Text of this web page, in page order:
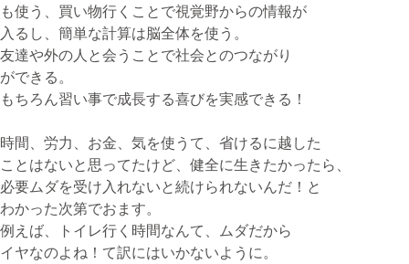
ギター･ウクレレ教室について
TEL
073-454-9137
090-4764-9331
ピアノ教室について
080-3853-1074
も使う、買い物行くことで視覚野からの情報が
入るし、簡単な計算は脳全体を使う。
友達や外の人と会うことで社会とのつながり
ができる。
もちろん習い事で成長する喜びを実感できる！
時間、労力、お金、気を使うて、省けるに越した
ことはないと思ってたけど、健全に生きたかったら、
必要ムダを受け入れないと続けられないんだ！と
わかった次第でおます。
例えば、トイレ行く時間なんて、ムダだから
イヤなのよね！て訳にはいかないように。